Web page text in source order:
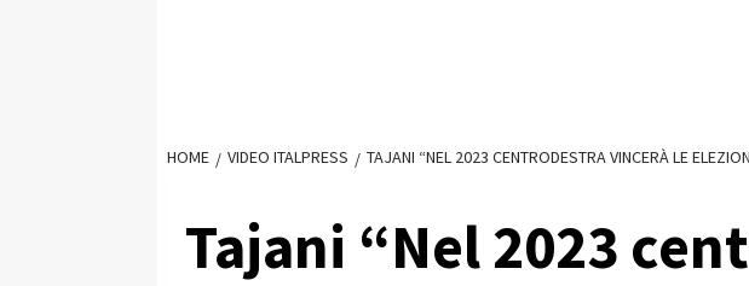
HOME VIDEO ITALPRESS TAJANI “NEL 2023 CENTRODESTRA VINCERÀ LE
Tajani “Nel 2023